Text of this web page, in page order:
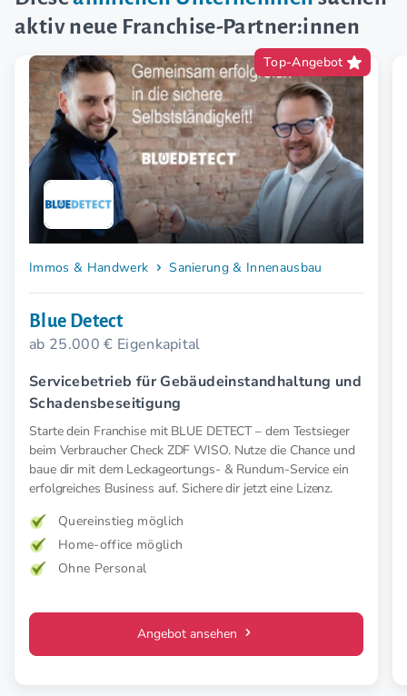
aktiv neue Franchise-Partner:innen
Top-Angebot
Immos & Handwerk Sanierung & Innenausbau
Blue Detect
ab 25.000 € Eigenkapital
Servicebetrieb für Gebäudeinstandhaltung und
Schadensbeseitigung
Starte dein Franchise mit BLUE DETECT – dem Testsieger
beim Verbraucher Check ZDF WISO. Nutze die Chance und
baue dir mit dem Leckageortungs- & Rundum-Service ein
erfolgreiches Business auf. Sichere dir jetzt eine Lizenz.
Quereinstieg möglich
Home-office möglich
Ohne Personal
Angebot ansehen